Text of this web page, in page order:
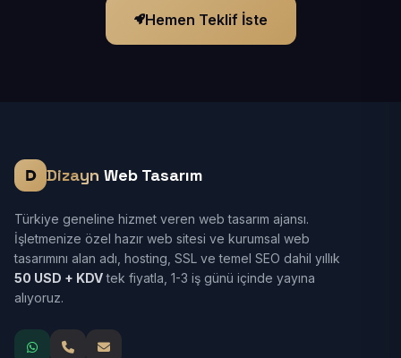
Hemen Teklif İste
Dizayn Web Tasarım
Türkiye geneline hizmet veren web tasarım ajansı.
İşletmenize özel hazır web sitesi ve kurumsal web
tasarımını alan adı, hosting, SSL ve temel SEO dahil yıllık
50 USD + KDVtek fiyatla, 1-3 iş günü içinde yayına
alıyoruz.